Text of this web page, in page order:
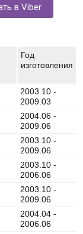
в Viber
Год
изготовления
2003.10 -
2009.03
2004.06 -
2009.06
2003.10 -
2009.06
2003.10 -
2006.06
2003.10 -
2009.06
2004.04 -
2006.06